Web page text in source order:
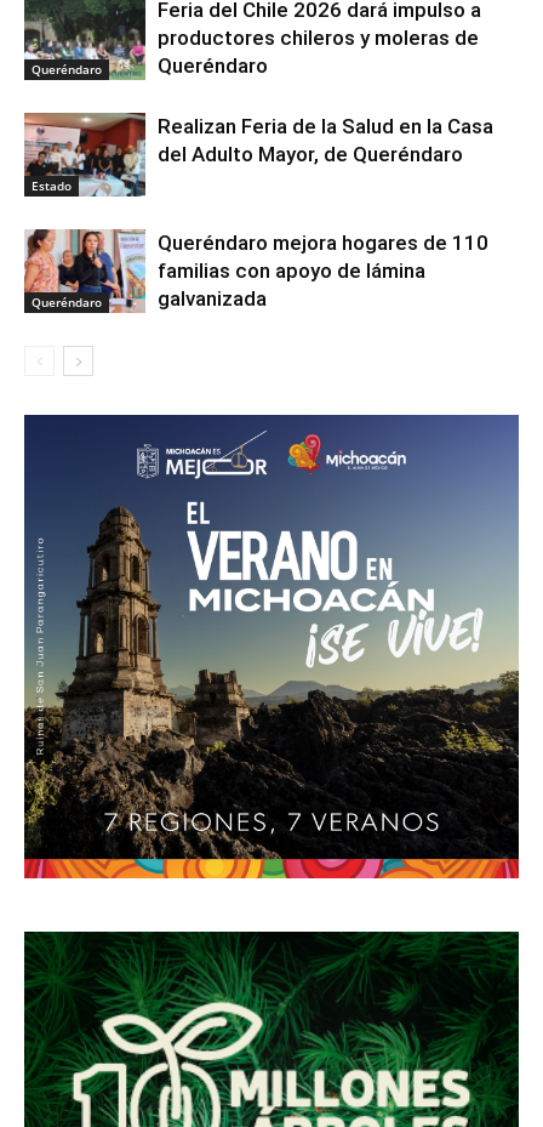
Queréndaro
Feria del Chile 2026 dará impulso a
productores chileros y moleras de
Queréndaro
Estado
Realizan Feria de la Salud en la Casa
del Adulto Mayor, de Queréndaro
Queréndaro
Queréndaro mejora hogares de 110
familias con apoyo de lámina
galvanizada